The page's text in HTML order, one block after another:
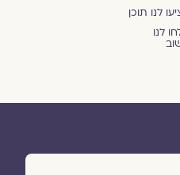
לנו תוכן
לנו